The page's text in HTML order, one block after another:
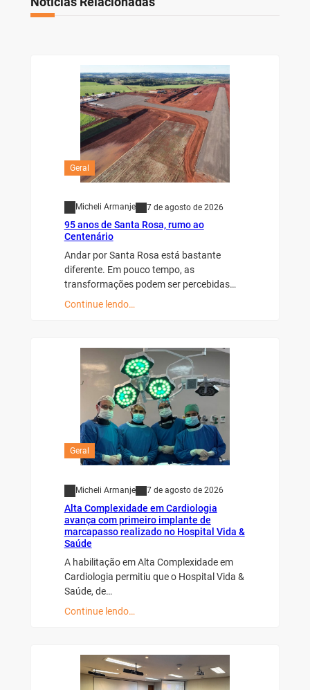
Geral
Micheli Armanje 7 de agosto de 2026
95 anos de Santa Rosa, rumo ao
Centenário
Andar por Santa Rosa está bastante
diferente. Em pouco tempo, as
transformações podem ser percebidas…
Continue lendo…
Geral
Micheli Armanje 7 de agosto de 2026
Alta Complexidade em Cardiologia
avança com primeiro implante de
marcapasso realizado no Hospital Vida &
Saúde
A habilitação em Alta Complexidade em
Cardiologia permitiu que o Hospital Vida &
Saúde, de…
Continue lendo…